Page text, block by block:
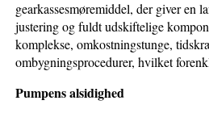
gearkassesmøremiddel, der giver en
justering og fuldt udskiftelige
komplekse, omkostningstunge,
ombygningsprocedurer, hvilket
Pumpens alsidighed